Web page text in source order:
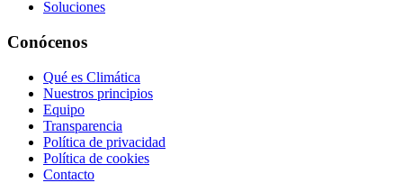
Soluciones
Conócenos
Qué es Climática
Nuestros principios
Equipo
Transparencia
Política de privacidad
Política de cookies
Contacto